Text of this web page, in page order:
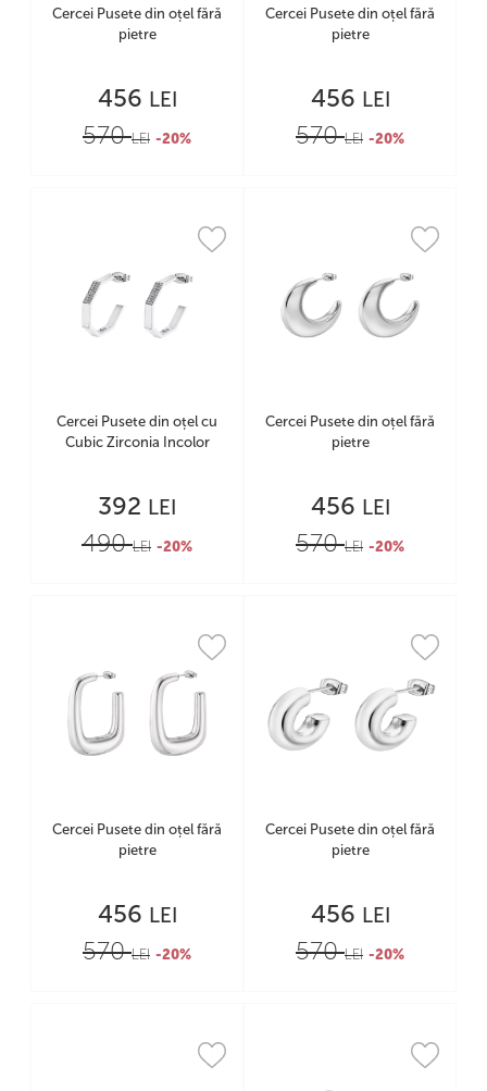
Cercei Pusete din oțel fără
pietre
456 LEI
570LEI -20%
Cercei Pusete din oțel fără
pietre
456 LEI
570LEI -20%
Cercei Pusete din oțel cu
Cubic Zirconia Incolor
392 LEI
490LEI -20%
Cercei Pusete din oțel fără
pietre
456 LEI
570LEI -20%
Cercei Pusete din oțel fără
pietre
456 LEI
570LEI -20%
Cercei Pusete din oțel fără
pietre
456 LEI
570LEI -20%